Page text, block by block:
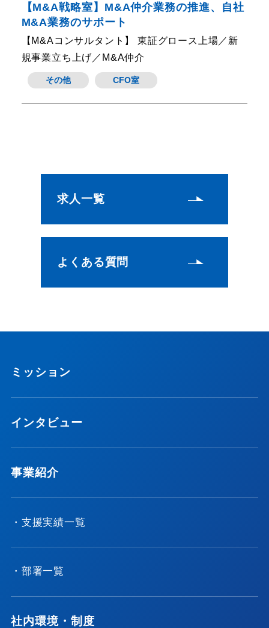
【M&A戦略室】M&A仲介業務の推進、自社
M&A業務のサポート
【M&Aコンサルタント】 東証グロース上場／新
規事業立ち上げ／M&A仲介
その他 CFO室
求人一覧
よくある質問
ミッション
インタビュー
事業紹介
・支援実績一覧
・部署一覧
社内環境・制度